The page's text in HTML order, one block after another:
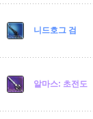
니드호그 검
알마스: 초전도